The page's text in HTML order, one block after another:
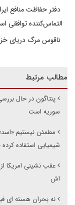
دفتر حفاظت منافع
التماس‌کننده توافقی
ناقوس مرگ دریای
مطالب مرتبط
پنتاگون در حال
سوریه است
مطمئن نیستیم
شیمیایی استفاده کرده
عقب نشینی امریکا
اش
نه بحران هسته ای